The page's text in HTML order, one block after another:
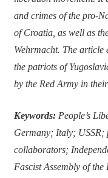
and crimes of the pro-
of Croatia, as well as
Wehrmacht. The article
the patriots of
by the Red Army in
Keywords:People’s
Germany; Italy; USSR;
collaborators;
Fascist Assembly of